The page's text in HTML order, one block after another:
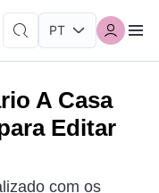
A Casa
Editar
com os